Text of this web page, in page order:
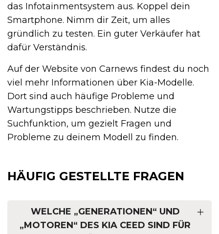
das Infotainmentsystem aus. Koppel dein
Smartphone. Nimm dir Zeit, um alles
gründlich zu testen. Ein guter Verkäufer hat
dafür Verständnis.
Auf der Website von Carnews findest du noch
viel mehr Informationen über Kia-Modelle.
Dort sind auch häufige Probleme und
Wartungstipps beschrieben. Nutze die
Suchfunktion, um gezielt Fragen und
Probleme zu deinem Modell zu finden.
HÄUFIG GESTELLTE FRAGEN
WELCHE „GENERATIONEN“ UND
„MOTOREN“ DES KIA CEED SIND FÜR